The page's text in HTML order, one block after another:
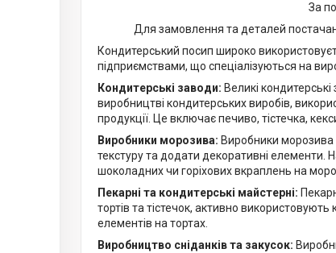
За
Для замовлення та деталей
Кондитерський посип широко
підприємствами, що спеціалізуються на
Кондитерські заводи: Великі
виробництві кондитерських виробів,
продукції. Це включає печиво, тістечка,
Виробники морозива: Виробники
текстуру та додати декоративні
шоколадних чи горіхових вкраплень на
Пекарні та кондитерські майстерні:
тортів та тістечок, активно
елементів на тортах.
Виробництво сніданків та закусок: